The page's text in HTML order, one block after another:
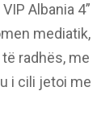
Albania 4”
mediatik,
radhës, me
i cili jetoi me